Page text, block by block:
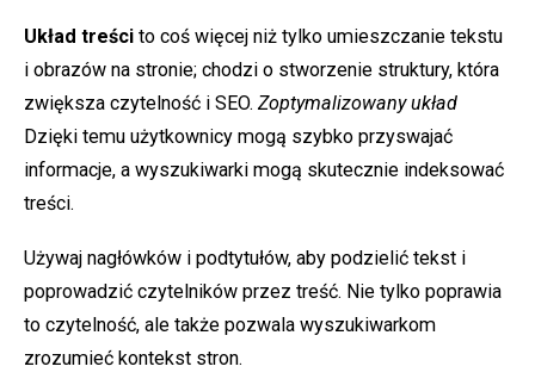
Układ treści to coś więcej niż tylko umieszczanie tekstu
i obrazów na stronie; chodzi o stworzenie struktury, która
zwiększa czytelność i SEO. Zoptymalizowany układ
Dzięki temu użytkownicy mogą szybko przyswajać
informacje, a wyszukiwarki mogą skutecznie indeksować
treści.
Używaj nagłówków i podtytułów, aby podzielić tekst i
poprowadzić czytelników przez treść. Nie tylko poprawia
to czytelność, ale także pozwala wyszukiwarkom
zrozumieć kontekst stron.